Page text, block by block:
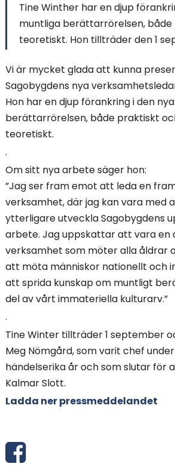
n
e
h
å
e
Tine Winther har en djup
muntliga berättarrörelsen,
teoretiskt. Hon tillträder den 1
Vi är mycket glada att kunna
Sagobygdens nya
Hon har en djup förankring i den
berättarrörelsen, både praktiskt
teoretiskt.
.
Om sitt nya arbete säger hon:
”Jag ser fram emot att leda en
verksamhet, där jag kan vara med
ytterligare utveckla Sagobygdens
arbete. Jag uppskattar att vara en
verksamhet som möter alla åldrar
att möta människor nationellt och
att sprida kunskap om muntligt
del av vårt immateriella kulturarv.”
.
Tine Winter tillträder 1 september
Meg Nömgård, som varit chef
händelserika år och som slutar för
Kalmar Slott.
Ladda ner pressmeddelandet
S